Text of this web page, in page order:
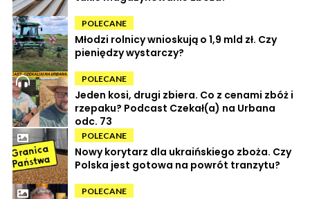
POLECANE
Młodzi rolnicy wnioskują o 1,9 mld zł. Czy
pieniędzy wystarczy?
POLECANE
Jeden kosi, drugi zbiera. Co z cenami zbóż i
rzepaku? Podcast Czekał(a) na Urbana
odc. 73
POLECANE
Nowy korytarz dla ukraińskiego zboża. Czy
Polska jest gotowa na powrót tranzytu?
POLECANE